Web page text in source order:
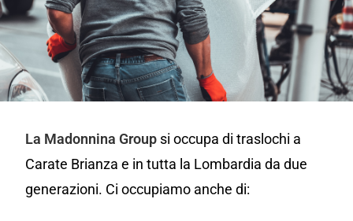
La Madonnina Group si occupa di traslochi a
Carate Brianza e in tutta la Lombardia da due
generazioni. Ci occupiamo anche di: